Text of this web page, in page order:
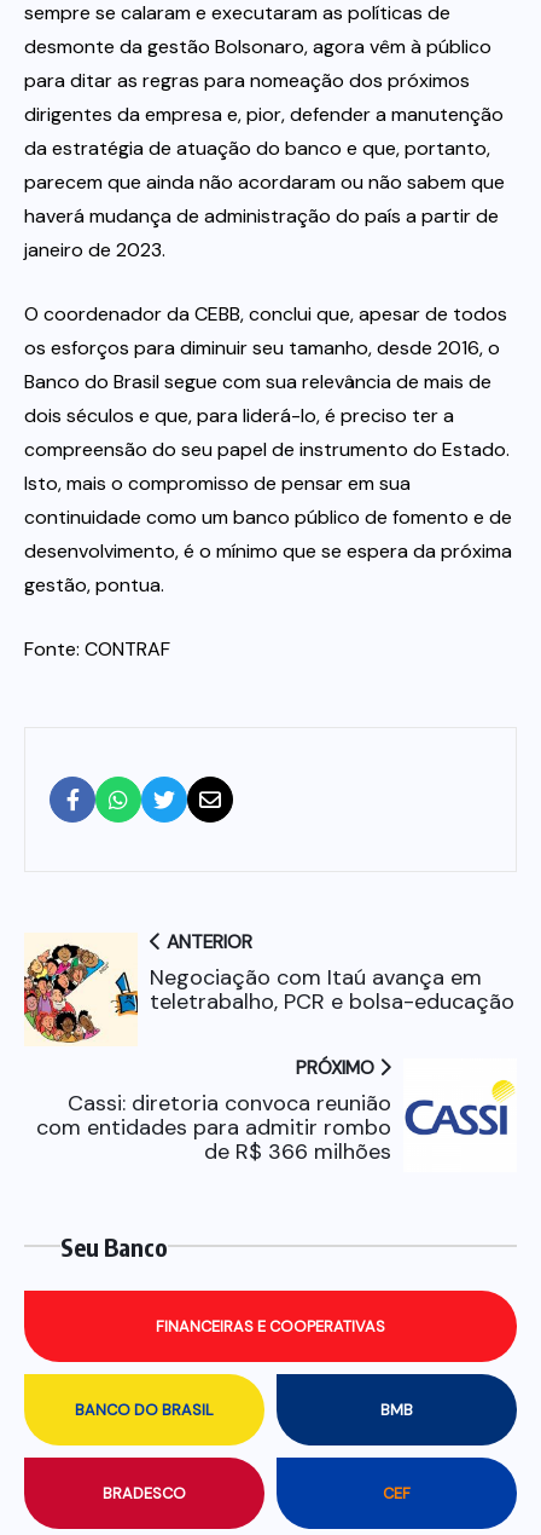
sempre se calaram e executaram as políticas de
desmonte da gestão Bolsonaro, agora vêm à público
para ditar as regras para nomeação dos próximos
dirigentes da empresa e, pior, defender a manutenção
da estratégia de atuação do banco e que, portanto,
parecem que ainda não acordaram ou não sabem que
haverá mudança de administração do país a partir de
janeiro de 2023.
O coordenador da CEBB, conclui que, apesar de todos
os esforços para diminuir seu tamanho, desde 2016, o
Banco do Brasil segue com sua relevância de mais de
dois séculos e que, para liderá-lo, é preciso ter a
compreensão do seu papel de instrumento do Estado.
Isto, mais o compromisso de pensar em sua
continuidade como um banco público de fomento e de
desenvolvimento, é o mínimo que se espera da próxima
gestão, pontua.
Fonte: CONTRAF
ANTERIOR
Negociação com Itaú avança em
teletrabalho, PCR e bolsa-educação
PRÓXIMO
Cassi: diretoria convoca reunião
com entidades para admitir rombo
de R$ 366 milhões
Seu Banco
BANCO DO BRASIL BMB
BRADESCO CEF
FINANCEIRAS E COOPERATIVAS